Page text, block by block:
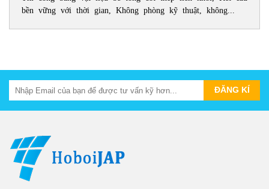
bền vững với thời gian, Không phòng kỹ thuật, không...